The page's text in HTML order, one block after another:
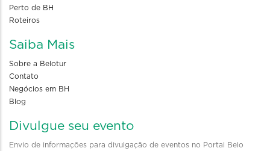
Perto de BH
Roteiros
Saiba Mais
Sobre a Belotur
Contato
Negócios em BH
Blog
Divulgue seu evento
Envio de informações para divulgação de eventos no Portal Belo